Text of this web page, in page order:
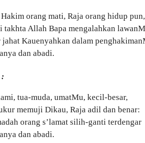
orang mati, Raja orang hidup pun,
takhta Allah Bapa mengalahkan
jahat Kauenyahkan dalam
dan abadi.
:
tua-muda, umatMu, kecil-besar,
memuji Dikau, Raja adil dan benar:
orang s’lamat silih-ganti terdengar
dan abadi.